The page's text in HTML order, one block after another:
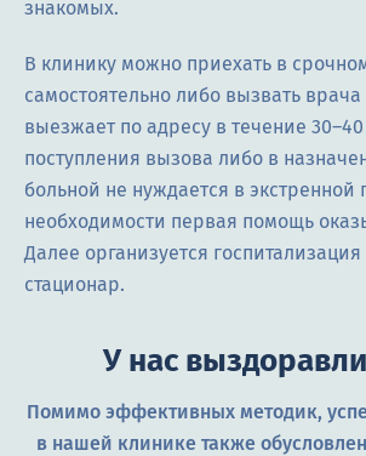
знакомых.
В клинику можно приехать в
самостоятельно либо вызвать
выезжает по адресу в течение
поступления вызова либо в
больной не нуждается в
необходимости первая помощь
Далее организуется
стационар.
У нас
Помимо эффективных методик,
в нашей клинике также